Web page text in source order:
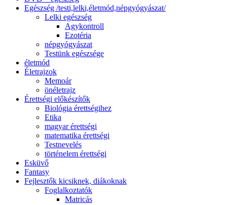
Egészség /testi,lelki,életmód,népgyógyászat/
Lelki egészség
Agykontroll
Ezotéria
népgyógyászat
Testünk egészsége
életmód
Életrajzok
Memoár
önéletrajz
Érettségi előkészítők
Biológia érettségihez
Etika
magyar érettségi
matematika érettségi
Testnevelés
történelem érettségi
Esküvő
Fantasy
Fejlesztők kicsiknek, diákoknak
Foglalkoztatók
Matricás